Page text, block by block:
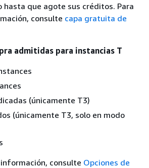
hasta que agote sus créditos. Para
consulte capa gratuita de
admitidas para instancias T
(únicamente T3)
(únicamente T3, solo en modo
consulte Opciones de